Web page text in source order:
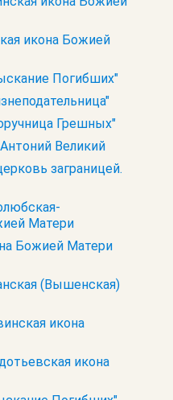
икона Божией
Погибших"
Грешных"
Великий
заграницей.
Матери
Божией Матери
(Вышенская)
икона
икона